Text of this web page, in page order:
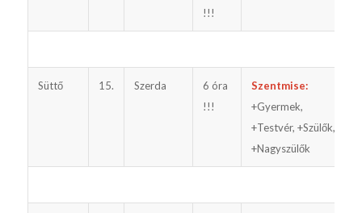
!!!
Süttő 15. Szerda
6 óra
!!!
Szentmise:
+Gyermek,
+Testvér, +Szülők,
+Nagyszülők